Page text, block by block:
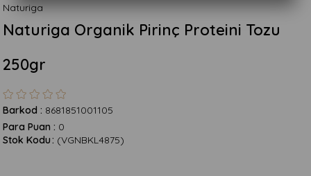
Naturiga
Naturiga Organik Pirinç Proteini Tozu
250gr
Barkod : 8681851001105
Para Puan : 0
(VGNBKL4875)
Stok Kodu